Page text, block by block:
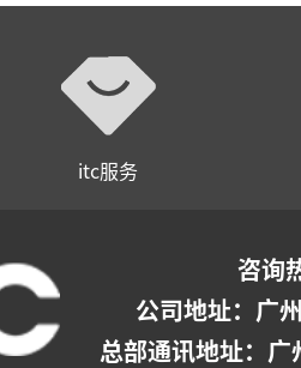
itc服务
咨询
公司地址： 广
总部通讯地址：